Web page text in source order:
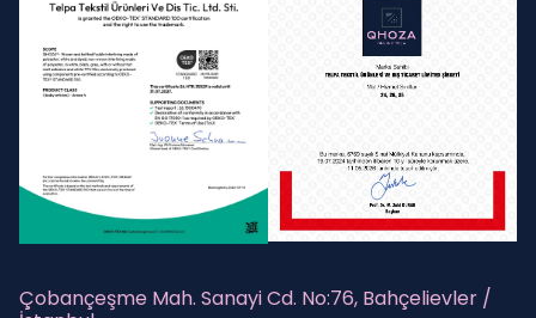
Çobançeşme Mah. Sanayi Cd. No:76, Bahçelievler /